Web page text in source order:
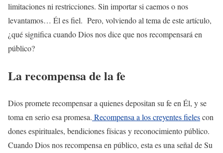
limitaciones ni restricciones. Sin importar si caemos o nos
levantamos… Él es fiel. Pero, volviendo al tema de este artículo,
¿qué significa cuando Dios nos dice que nos recompensará en
público?
La recompensa de la fe
Dios promete recompensar a quienes depositan su fe en Él, y se
toma en serio esa promesa. Recompensa a los creyentes fielescon
dones espirituales, bendiciones físicas y reconocimiento público.
Cuando Dios nos recompensa en público, esta es una señal de Su